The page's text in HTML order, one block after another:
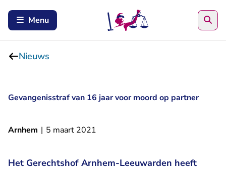
Menu
Nieuws
Gevangenisstraf van 16 jaar voor moord op partner
Arnhem | 5 maart 2021
Het Gerechtshof Arnhem-Leeuwarden heeft